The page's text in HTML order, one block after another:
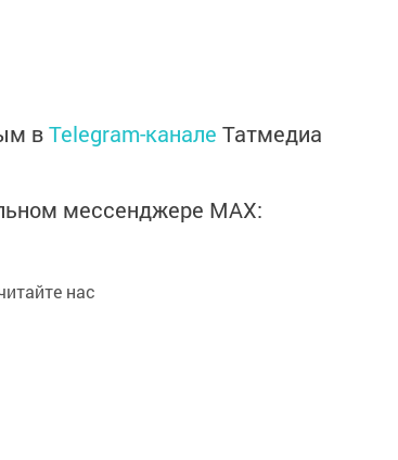
вTelegram-канале Татмедиа
мессенджере MАХ:
нас